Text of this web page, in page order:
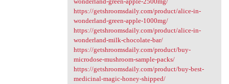
https://getshroomsdaily.com/product/alice-in-
wonderland-green-apple-1000mg/
https://getshroomsdaily.com/product/alice-in-
wonderland-milk-chocolate-bar/
https://getshroomsdaily.com/product/buy-
microdose-mushroom-sample-packs/
https://getshroomsdaily.com/product/buy-best-
medicinal-magic-honey-shipped/